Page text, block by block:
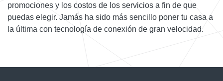
promociones y los costos de los servicios a fin de que
puedas elegir. Jamás ha sido más sencillo poner tu casa a
la última con tecnología de conexión de gran velocidad.